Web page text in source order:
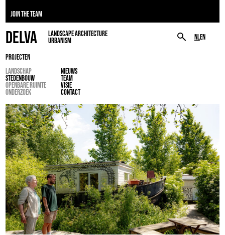
JOIN THE TEAM
NLEN
DELVA
LANDSCAPE ARCHITECTURE
URBANISM
PROJECTEN
LANDSCHAP
STEDENBOUW
OPENBARE RUIMTE
ONDERZOEK
NIEUWS
TEAM
VISIE
CONTACT